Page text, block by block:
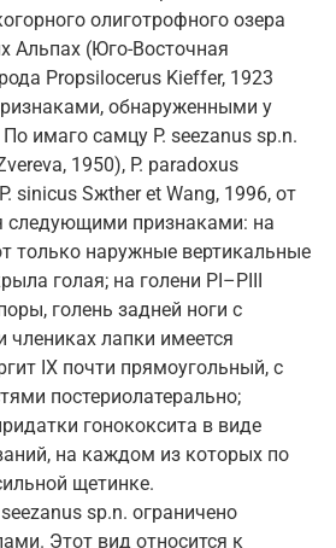
олиготрофного озера
Альпах (Юго-Восточная
Propsilocerus Kieffer, 1923
обнаруженными у
имаго самцу P. seezanus sp.n.
1950), P. paradoxus
sinicus Sжther et Wang, 1996, от
следующими признаками: на
только наружные вертикальные
голая; на голени PI–PIII
голень задней ноги с
члениках лапки имеется
IX почти прямоугольный, с
постериолатерально;
гонококсита в виде
на каждом из которых по
щетинке.
sp.n. ограничено
Этот вид относится к